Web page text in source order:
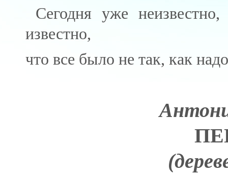
Сегодня уже
известно,
что все было не так, как